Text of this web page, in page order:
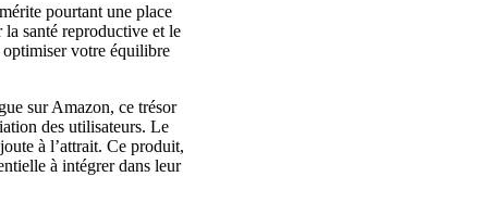
pourtant une place
la santé reproductive et le
votre équilibre
sur Amazon, ce trésor
des utilisateurs. Le
à l’attrait. Ce produit,
à intégrer dans leur